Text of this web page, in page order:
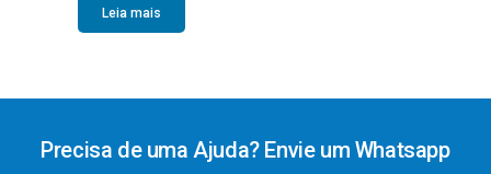
Leia mais
Precisa de uma Ajuda? Envie um Whatsapp